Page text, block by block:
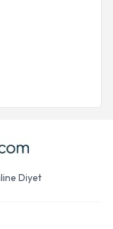
Diyet